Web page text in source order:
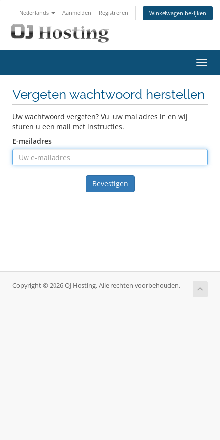
Nederlands Aanmelden Registreren Winkelwagen bekijken
in-/
Vergeten wachtwoord herstellen
Uw wachtwoord vergeten? Vul uw mailadres in en wij
sturen u een mail met instructies.
E-mailadres
Bevestigen
Copyright © 2026 OJ Hosting. Alle rechten voorbehouden.